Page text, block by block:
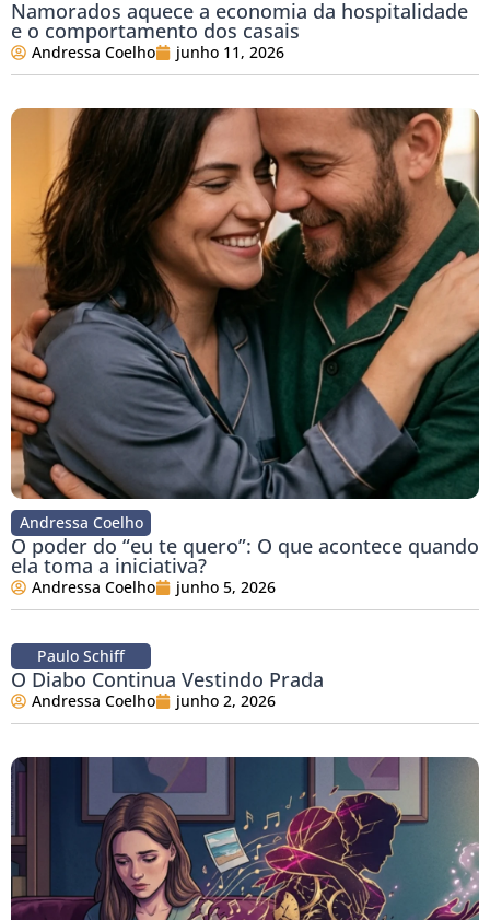
Namorados aquece a economia da hospitalidade
e o comportamento dos casais
Andressa Coelho junho 11, 2026
Andressa Coelho
O poder do “eu te quero”: O que acontece quando
ela toma a iniciativa?
Andressa Coelho junho 5, 2026
Paulo Schiff
O Diabo Continua Vestindo Prada
Andressa Coelho junho 2, 2026